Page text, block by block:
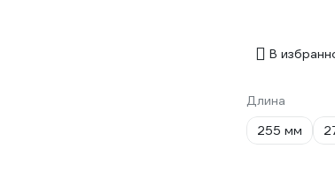
В
Длина
255 мм